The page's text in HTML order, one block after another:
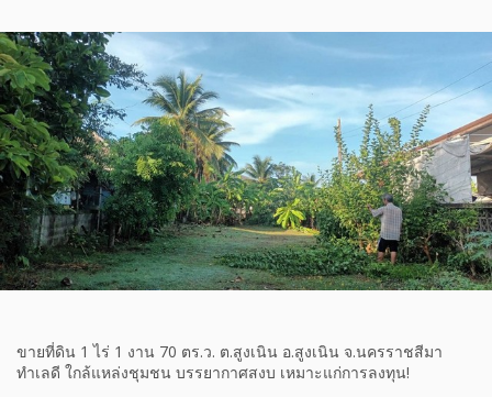
ขายที่ดิน 1 ไร่ 1 งาน 70 ตร.ว. ต.สูงเนิน อ.สูงเนิน จ.นครราชสีมา
ทำเลดี ใกล้แหล่งชุมชน บรรยากาศสงบ เหมาะแก่การลงทุน!